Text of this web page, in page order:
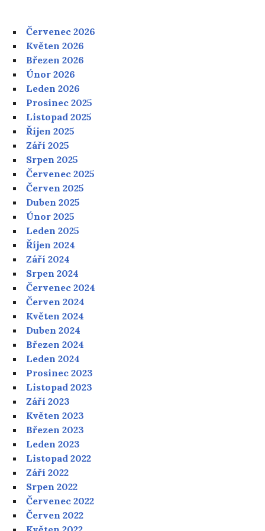
Červenec 2026
Květen 2026
Březen 2026
Únor 2026
Leden 2026
Prosinec 2025
Listopad 2025
Říjen 2025
Září 2025
Srpen 2025
Červenec 2025
Červen 2025
Duben 2025
Únor 2025
Leden 2025
Říjen 2024
Září 2024
Srpen 2024
Červenec 2024
Červen 2024
Květen 2024
Duben 2024
Březen 2024
Leden 2024
Prosinec 2023
Listopad 2023
Září 2023
Květen 2023
Březen 2023
Leden 2023
Listopad 2022
Září 2022
Srpen 2022
Červenec 2022
Červen 2022